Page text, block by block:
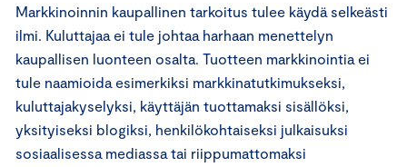
Markkinoinnin kaupallinen tarkoitus tulee käydä selkeästi
ilmi. Kuluttajaa ei tule johtaa harhaan menettelyn
kaupallisen luonteen osalta. Tuotteen markkinointia ei
tule naamioida esimerkiksi markkinatutkimukseksi,
kuluttajakyselyksi, käyttäjän tuottamaksi sisällöksi,
yksityiseksi blogiksi, henkilökohtaiseksi julkaisuksi
sosiaalisessa mediassa tai riippumattomaksi